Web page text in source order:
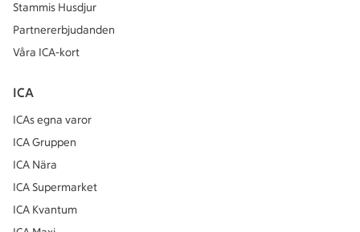
Stammis Husdjur
Partnererbjudanden
Våra ICA-kort
ICA
ICAs egna varor
ICA Gruppen
ICA Nära
ICA Supermarket
ICA Kvantum